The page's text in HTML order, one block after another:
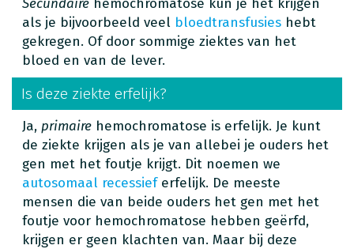
als je bijvoorbeeld veel bloedtransfusies hebt
gekregen. Of door sommige ziektes van het
bloed en van de lever.
Is deze ziekte erfelijk?
Ja, primaire hemochromatose is erfelijk. Je kunt
de ziekte krijgen als je van allebei je ouders het
gen met het foutje krijgt. Dit noemen we
autosomaal recessieferfelijk. De meeste
mensen die van beide ouders het gen met het
foutje voor hemochromatose hebben geërfd,
krijgen er geen klachten van. Maar bij deze